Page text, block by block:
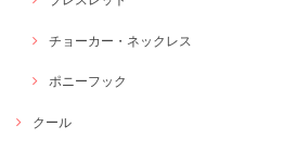
チョーカー・ネックレス
ポニーフック
クール